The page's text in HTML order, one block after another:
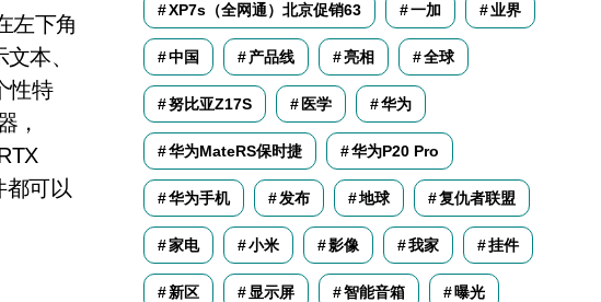
左下角
本、
性特
，
都可以
XP7s（全网通）北京促销63 一加 业界
中国 产品线 亮相 全球
努比亚Z17S 医学 华为
华为MateRS保时捷 华为P20 Pro
华为手机 发布 地球 复仇者联盟
家电 小米 影像 我家 挂件
新区 显示屏 智能音箱 曝光